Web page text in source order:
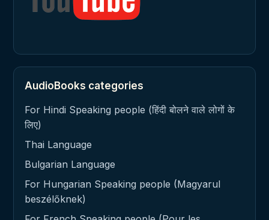
AudioBooks categories
For Hindi Speaking people (हिंदी बोलने वाले लोगों के
लिए)
Thai Language
Bulgarian Language
For Hungarian Speaking people (Magyarul
beszélőknek)